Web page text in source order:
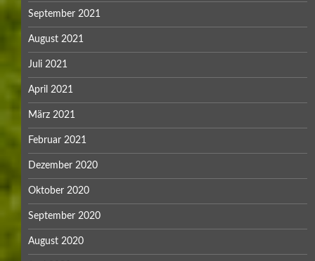
September 2021
August 2021
Juli 2021
April 2021
März 2021
Februar 2021
Dezember 2020
Oktober 2020
September 2020
August 2020